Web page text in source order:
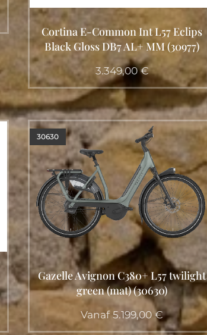
Cortina E-Common Int L57 Eclips
Black Gloss DB7 AL+ MM (30977)
3.349,00€
Gazelle Avignon C380+ L57 twilight
green (mat) (30630)
30630
Vanaf5.199,00€